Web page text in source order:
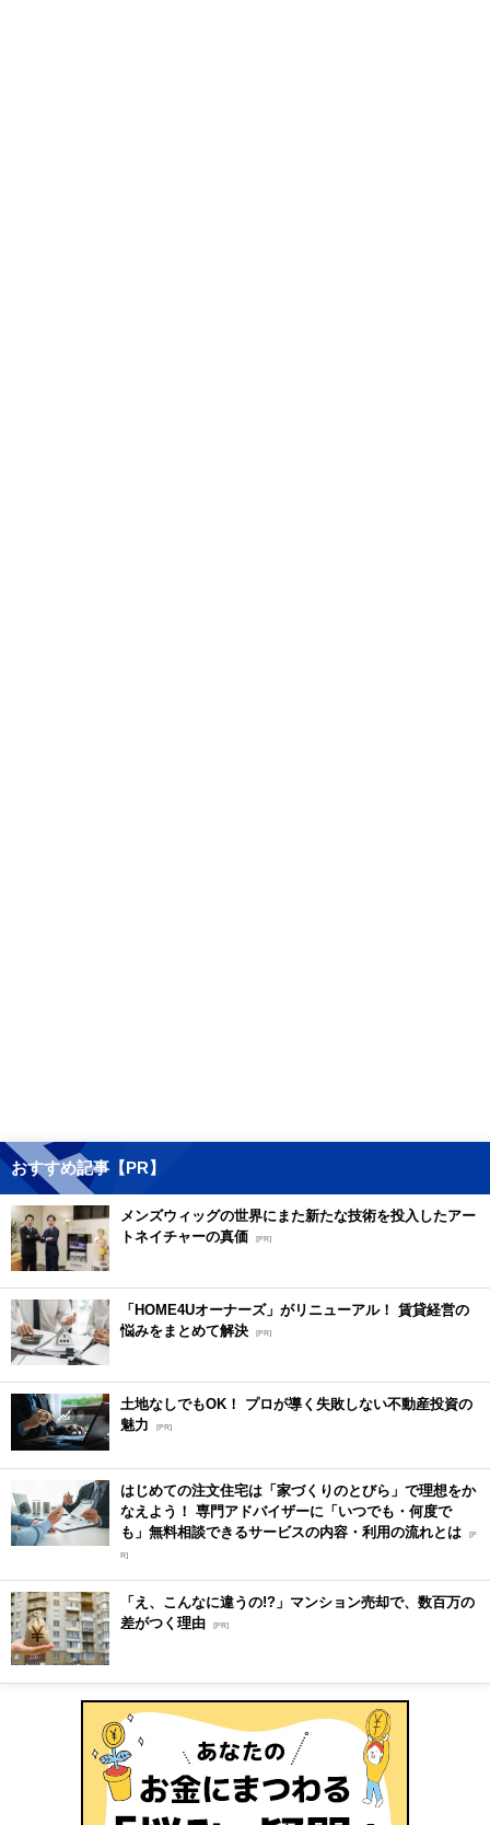
おすすめ記事【PR】
メンズウィッグの世界にまた新たな技術を投入したアー
トネイチャーの真価 [PR]
「HOME4Uオーナーズ」がリニューアル！ 賃貸経営の
悩みをまとめて解決 [PR]
土地なしでもOK！ プロが導く失敗しない不動産投資の
魅力
[PR]
はじめての注文住宅は「家づくりのとびら」で理想をか
なえよう！ 専門アドバイザーに「いつでも・何度で
も」無料相談できるサービスの内容・利用の流れとは [P
R]
「え、こんなに違うの!?」マンション売却で、数百万の
差がつく理由 [PR]